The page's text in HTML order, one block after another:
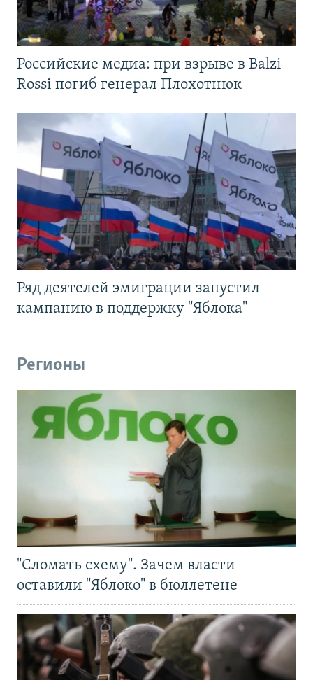
Российские медиа: при взрыве в Balzi
Rossi погиб генерал Плохотнюк
Ряд деятелей эмиграции запустил
кампанию в поддержку "Яблока"
Регионы
"Сломать схему". Зачем власти
оставили "Яблоко" в бюллетене